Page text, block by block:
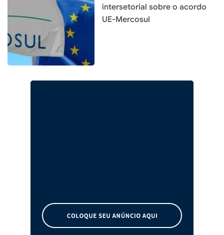
intersetorial sobre o acordo
UE-Mercosul